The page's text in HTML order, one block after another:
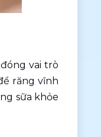
vai trò
răng vĩnh
sữa khỏe